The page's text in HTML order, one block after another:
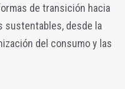
de transición hacia
sustentables, desde la
del consumo y las